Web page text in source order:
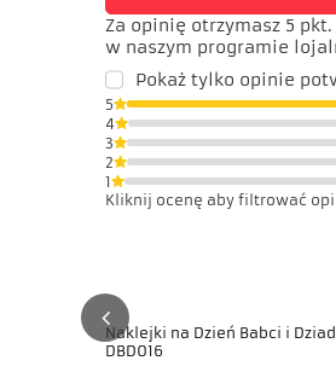
Za opinię otrzymasz 5 pkt.
w naszym programie
Pokaż tylko opinie
5
4
3
2
1
Kliknij ocenę aby filtrować